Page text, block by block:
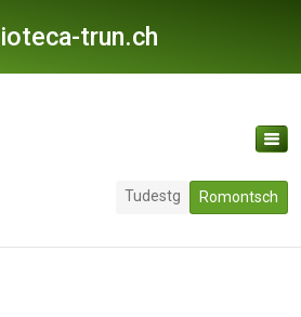
trun.ch
Tudestg Romontsch